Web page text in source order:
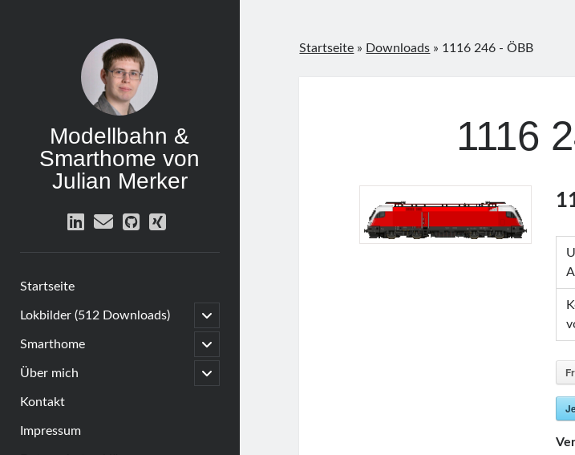
Modellbahn &
Smarthome von
Julian Merker
linkedin
emailgithub
xing
Startseite
Lokbilder (512 Downloads)
open
child
menu
Smarthome
open
child
menu
Über mich
open
child
Kontakt
Impressum
Startseite » Downloads » 1116 246 - ÖBB
1116